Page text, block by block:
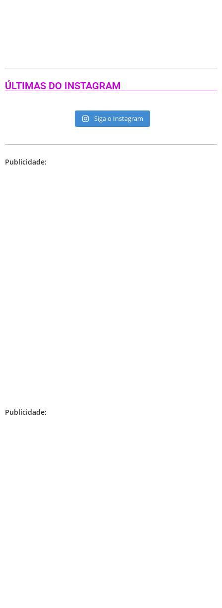
ÚLTIMAS DO INSTAGRAM
Siga o Instagram
Publicidade:
Publicidade: